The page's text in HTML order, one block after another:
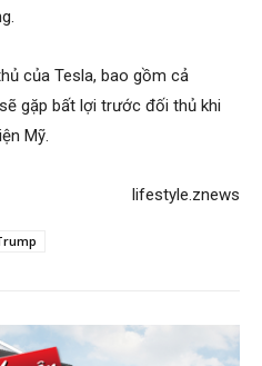
của Tesla, bao gồm cả
gặp bất lợi trước đối thủ khi
Mỹ.
lifestyle.znews